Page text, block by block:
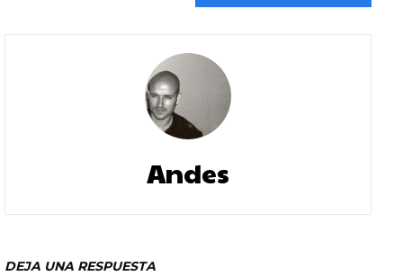
Andes
DEJA UNA RESPUESTA